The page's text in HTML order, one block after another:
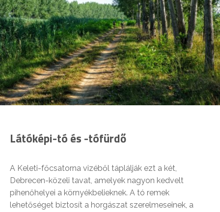
Látóképi-tó és -tófürdő
A Keleti-főcsatorna vizéből táplálják ezt a két,
Debrecen-közeli tavat, amelyek nagyon kedvelt
pihenőhelyei a környékbelieknek. A tó remek
lehetőséget biztosít a horgászat szerelmeseinek, a